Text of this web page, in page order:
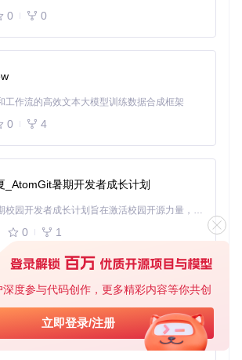
度参与代码创作，更多精彩内容等你共创
立即登录/注册
核心模块解析
"图像编辑" --limit 10
选
息
ID、版本信息、支持设备等关键数据，为后
准定位。支持导出JSON格式结果，便于自
0 0
工作流的高效文本大模型训练数据合成框架
0 4
_AtomGit暑期开发者成长计划
「源启盛夏」暑期校园开发者成长计划旨在激活校园开源力量，通过积分激励、认证扶持、资源倾斜等形式，引导高校组织和开发者完成「入驻 — 建项目 — 做贡献 — 获认证 — 得资源」的完整闭环。无论你是想带领社团入驻平台的组织者，还是希望用代码贡献证明自己的开发者，都能在这里找到属于你的成长路径。
0 1
基于Python的Xiaozhi AI，适用于想要完整Xiaozhi体验而无需拥有专用硬件的用户。
0 1